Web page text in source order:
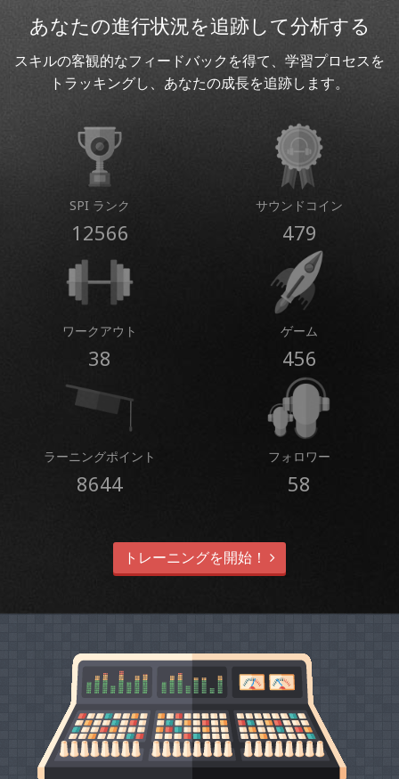
あなたの進行状況を追跡して分析する
スキルの客観的なフィードバックを得て、学習プロセスを
トラッキングし、あなたの成長を追跡します。
SPI ランク
12566
サウンドコイン
479
ワークアウト
38
ゲーム
456
ラーニングポイント
8644
フォロワー
58
トレーニングを開始！